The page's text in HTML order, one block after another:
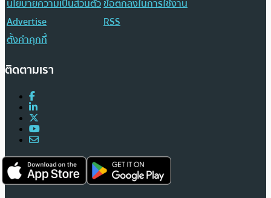
นโยบายความเป็นส่วนตัวข้อตกลงในการใช้งาน
Advertise
RSS
ตั้งค่าคุกกี้
ติดตามเรา